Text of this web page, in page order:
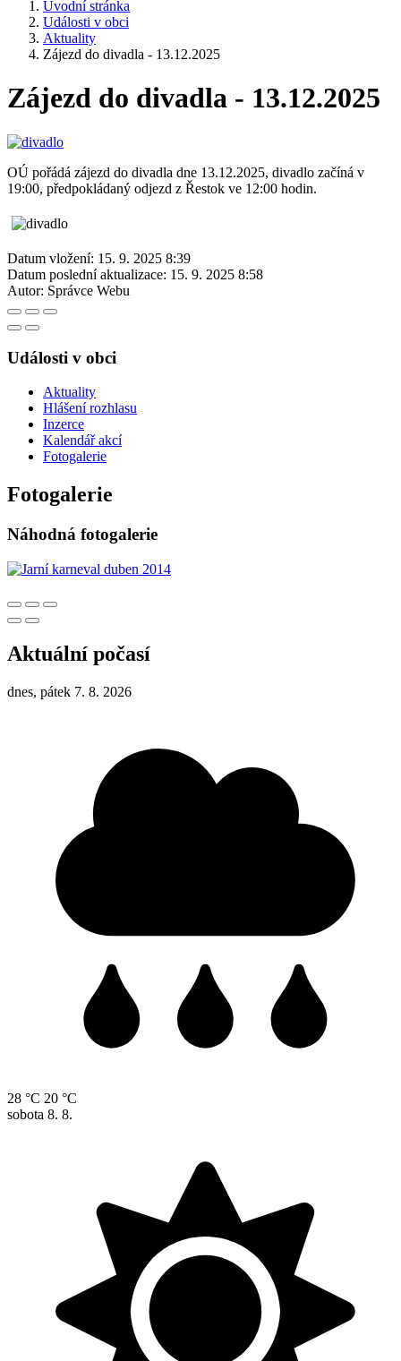
Úvodní stránka
Události v obci
Aktuality
Zájezd do divadla - 13.12.2025
Zájezd do divadla - 13.12.2025
OÚ pořádá zájezd do divadla dne 13.12.2025, divadlo začíná v
19:00, předpokládaný odjezd z Řestok ve 12:00 hodin.
Datum vložení: 15. 9. 2025 8:39
Datum poslední aktualizace: 15. 9. 2025 8:58
Autor: Správce Webu
Události v obci
Aktuality
Hlášení rozhlasu
Inzerce
Kalendář akcí
Fotogalerie
Fotogalerie
Náhodná fotogalerie
Aktuální počasí
dnes, pátek 7. 8. 2026
28 °C 20 °C
sobota 8. 8.